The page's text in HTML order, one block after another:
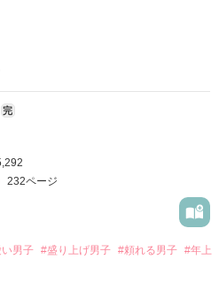
お読みになってからこの作品を
タインのお話やお花見に出かけ
りお届け！！
シリーズ1作目【俺、兄貴になり
くれれば完璧」
が
かかる
完
232ページ
男子 #盛り上げ男子 #頼れる男子 #年上